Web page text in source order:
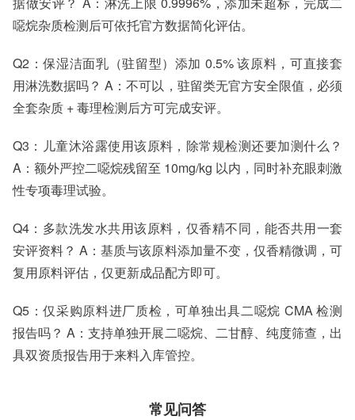
噁烷杂质检测后可依托官方数据简化评估。
Q2：保湿洁面乳（驻留型）添加 0.5% 该原料，可直接套
用淋洗数据吗？ A：不可以，驻留类无官方安全限值，必须
全套杂质 + 毒理检测后方可完成安评。
Q3：儿童沐浴露使用该原料，除常规检测还要加测什么？
A：额外严控二噁烷残留至 10mg/kg 以内，同时补充眼刺激
性专项毒理试验。
Q4：多款洗发水共用该原料，仅香精不同，能否共用一套
安评资料？ A：基质与该原料添加量不变，仅香精微调，可
复用原料评估，仅更新成品配方即可。
Q5：仅采购原料进厂质检，可单独出具二噁烷 CMA 检测
报告吗？ A：支持单独开展二噁烷、二甘醇、纯度筛查，出
具双资质报告用于来料入库管控。
常见问答